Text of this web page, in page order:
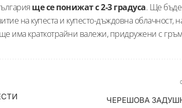
ще се понижат с 2-3 градуса. Ще
на купеста и купесто-дъждовна облачност,
има краткотрайни валежи, придружени с
ЧЕРЕШОВА